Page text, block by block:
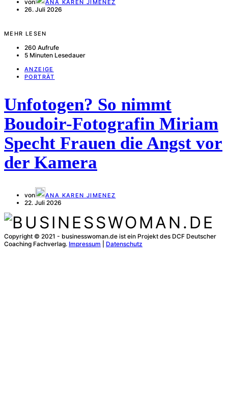
von ANA KAREN JIMENEZ
26. Juli 2026
MEHR LESEN
260 Aufrufe
5 Minuten Lesedauer
ANZEIGE
PORTRÄT
Unfotogen? So nimmt
Boudoir-Fotografin Miriam
Specht Frauen die Angst vor
der Kamera
von ANA KAREN JIMENEZ
22. Juli 2026
Copyright © 2021 - businesswoman.de ist ein Projekt des DCF Deutscher
Coaching Fachverlag. Impressum Datenschutz